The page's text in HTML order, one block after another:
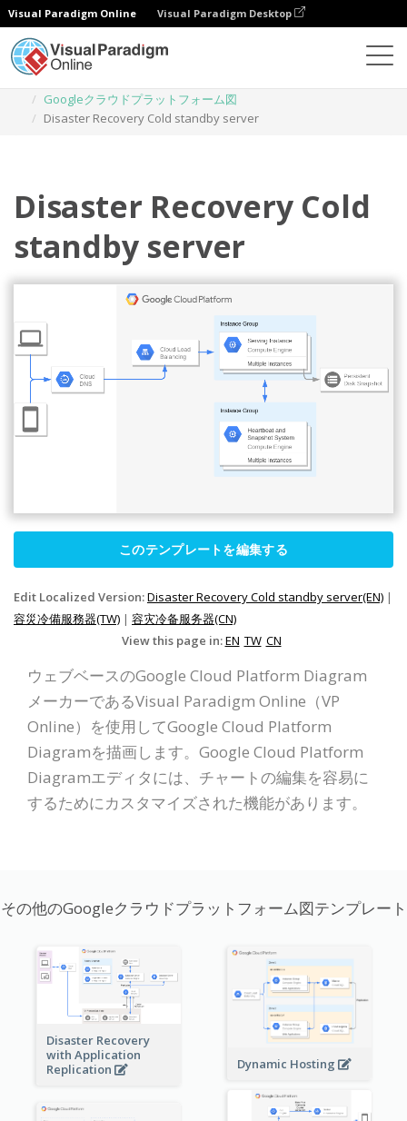
Visual Paradigm Online Visual Paradigm Desktop
Googleクラウドプラットフォーム図
Disaster Recovery Cold standby server
Disaster Recovery Cold
standby server
このテンプレートを編集する
Edit Localized Version:Disaster Recovery Cold standby server(EN) |
容災冷備服務器(TW) | 容灾冷备服务器(CN)
View this page in:EN TW CN
ウェブベースのGoogle Cloud Platform Diagram
メーカーであるVisual Paradigm Online（VP
Online）を使用してGoogle Cloud Platform
Diagramを描画します。Google Cloud Platform
Diagramエディタには、チャートの編集を容易に
するためにカスタマイズされた機能があります。
その他のGoogleクラウドプラットフォーム図テンプレート
Disaster Recovery
with Application
Replication
Dynamic Hosting